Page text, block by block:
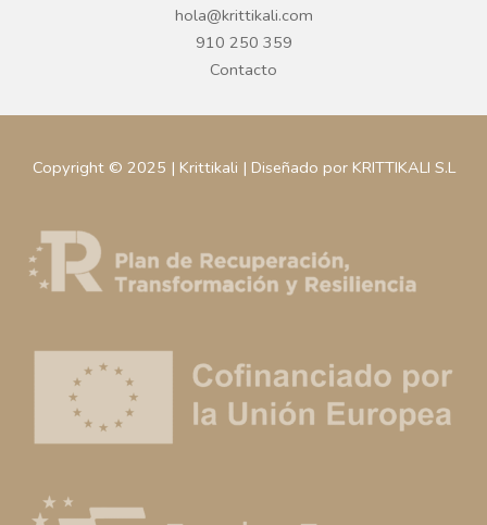
hola@krittikali.com
910 250 359
Contacto
Copyright © 2025 | Krittikali | Diseñado por KRITTIKALI S.L